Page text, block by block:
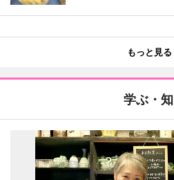
もっと見る
学ぶ・